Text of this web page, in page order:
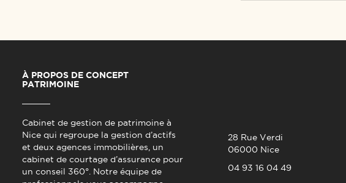
À PROPOS DE CONCEPT
PATRIMOINE
Cabinet de gestion de patrimoine à
Nice qui regroupe la gestion d’actifs
et deux agences immobilières, un
cabinet de courtage d’assurance pour
un conseil 360°. Notre équipe de
28 Rue Verdi
06000 Nice
04 93 16 04 49